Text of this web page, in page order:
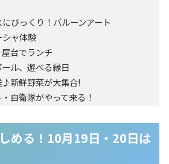
びっくり！バルーンアート
ャ体験
台でランチ
ル、遊べる縁日
新鮮野菜が大集合!
自衛隊がやって来る！
める！10月19日・20日は